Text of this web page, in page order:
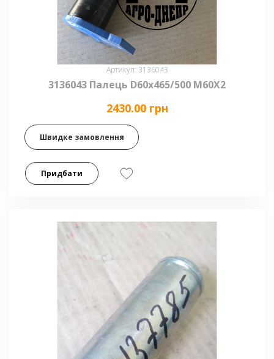
Артикул: 3136043
3136043 Палець D60x465/500 M60X2
2430.00 грн
Швидке замовлення
Придбати